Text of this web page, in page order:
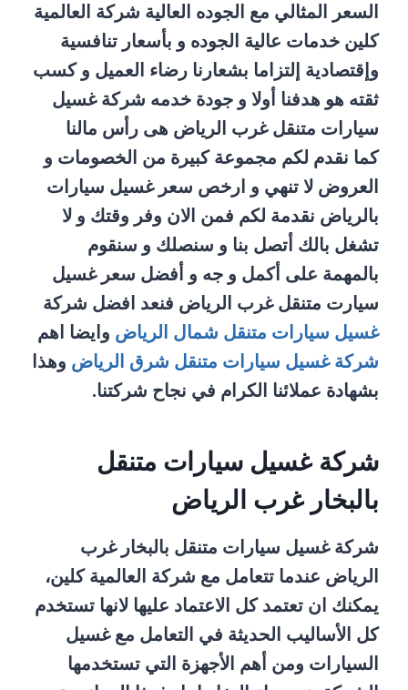
السعر المثالي مع الجوده العالية شركة العالمية
كلين خدمات عالية الجوده و بأسعار تنافسية
وإقتصادية إلتزاما بشعارنا رضاء العميل و كسب
ثقته هو هدفنا أولا و جودة خدمه شركة غسيل
سيارات متنقل غرب الرياض هى رأس مالنا
كما نقدم لكم مجموعة كبيرة من الخصومات و
العروض لا تنهي و ارخص سعر غسيل سيارات
بالرياض نقدمة لكم فمن الان وفر وقتك و لا
تشغل بالك أتصل بنا و سنصلك و سنقوم
بالمهمة على أكمل و جه و أفضل سعر غسيل
سيارت متنقل غرب الرياض فنعد افضل شركة
غسيل سيارات متنقل شمال الرياض وايضا اهم
شركة غسيل سيارات متنقل شرق الرياض وهذا
بشهادة عملائنا الكرام في نجاح شركتنا.
شركة غسيل سيارات متنقل
بالبخار غرب الرياض
شركة غسيل سيارات متنقل بالبخار غرب
الرياض عندما تتعامل مع شركة العالمية كلين،
يمكنك ان تعتمد كل الاعتماد عليها لانها تستخدم
كل الأساليب الحديثة في التعامل مع غسيل
السيارات ومن أهم الأجهزة التي تستخدمها